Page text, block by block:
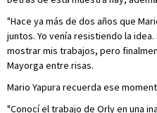
"Hace ya más de dos años que
juntos. Yo venía resistiendo la
mostrar mis trabajos, pero
Mayorga entre risas.
Mario Yapura recuerda ese
"Conocí el trabajo de Orly en una